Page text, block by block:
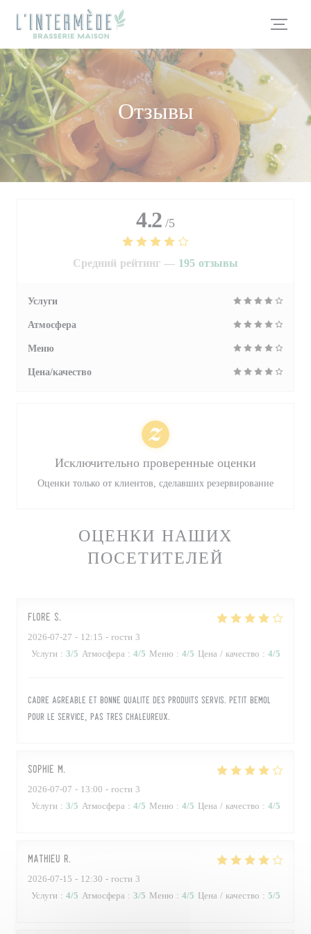
Панель управления cookies
Отзывы
ОЦЕНКИ НАШИХ
ПОСЕТИТЕЛЕЙ
Flore S
2026-07-27 - 12:15 - гости 3
Услуги : 3/5 Атмосфера : 4/5 Меню : 4/5 Цена / качество : 4/5
Cadre agréable et bonne qualite des produits servis. Petit bémol
pour le service, pas très chaleureux.
sophie M
2026-07-07 - 13:00 - гости 3
Услуги : 3/5 Атмосфера : 4/5 Меню : 4/5 Цена / качество : 4/5
Mathieu R
2026-07-15 - 12:30 - гости 3
Услуги : 4/5 Атмосфера : 3/5 Меню : 4/5 Цена / качество : 5/5
4.2 /5
Средний рейтинг — 195 отзывы
Услуги
Атмосфера
Меню
Цена/качество
Исключительно проверенные оценки
Оценки только от клиентов, сделавших резервирование